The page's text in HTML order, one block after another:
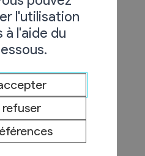
l'utilisation
à l'aide du
refuser